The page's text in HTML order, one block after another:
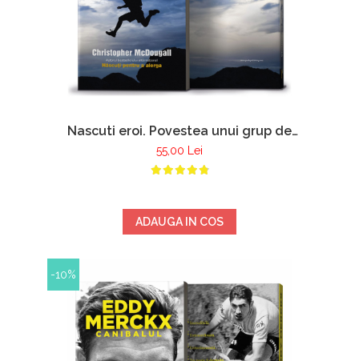
Nascuti eroi. Povestea unui grup de
inadaptati curajosi si a felului in care
acestia au reusit sa descifreze secretele
pierdute ale fortei si andurantei -
55,00 Lei
ADAUGA IN COS
-10%